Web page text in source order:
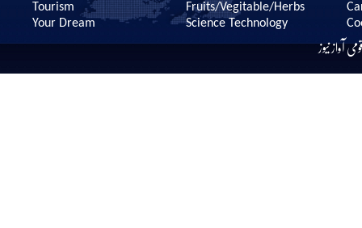
Tourism
Your Dream
Fruits/Vegitable/Herbs
Science Technology